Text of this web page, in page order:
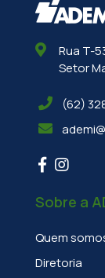
Rua T-
Setor
(62)
Sobre a
Quem
Diretoria